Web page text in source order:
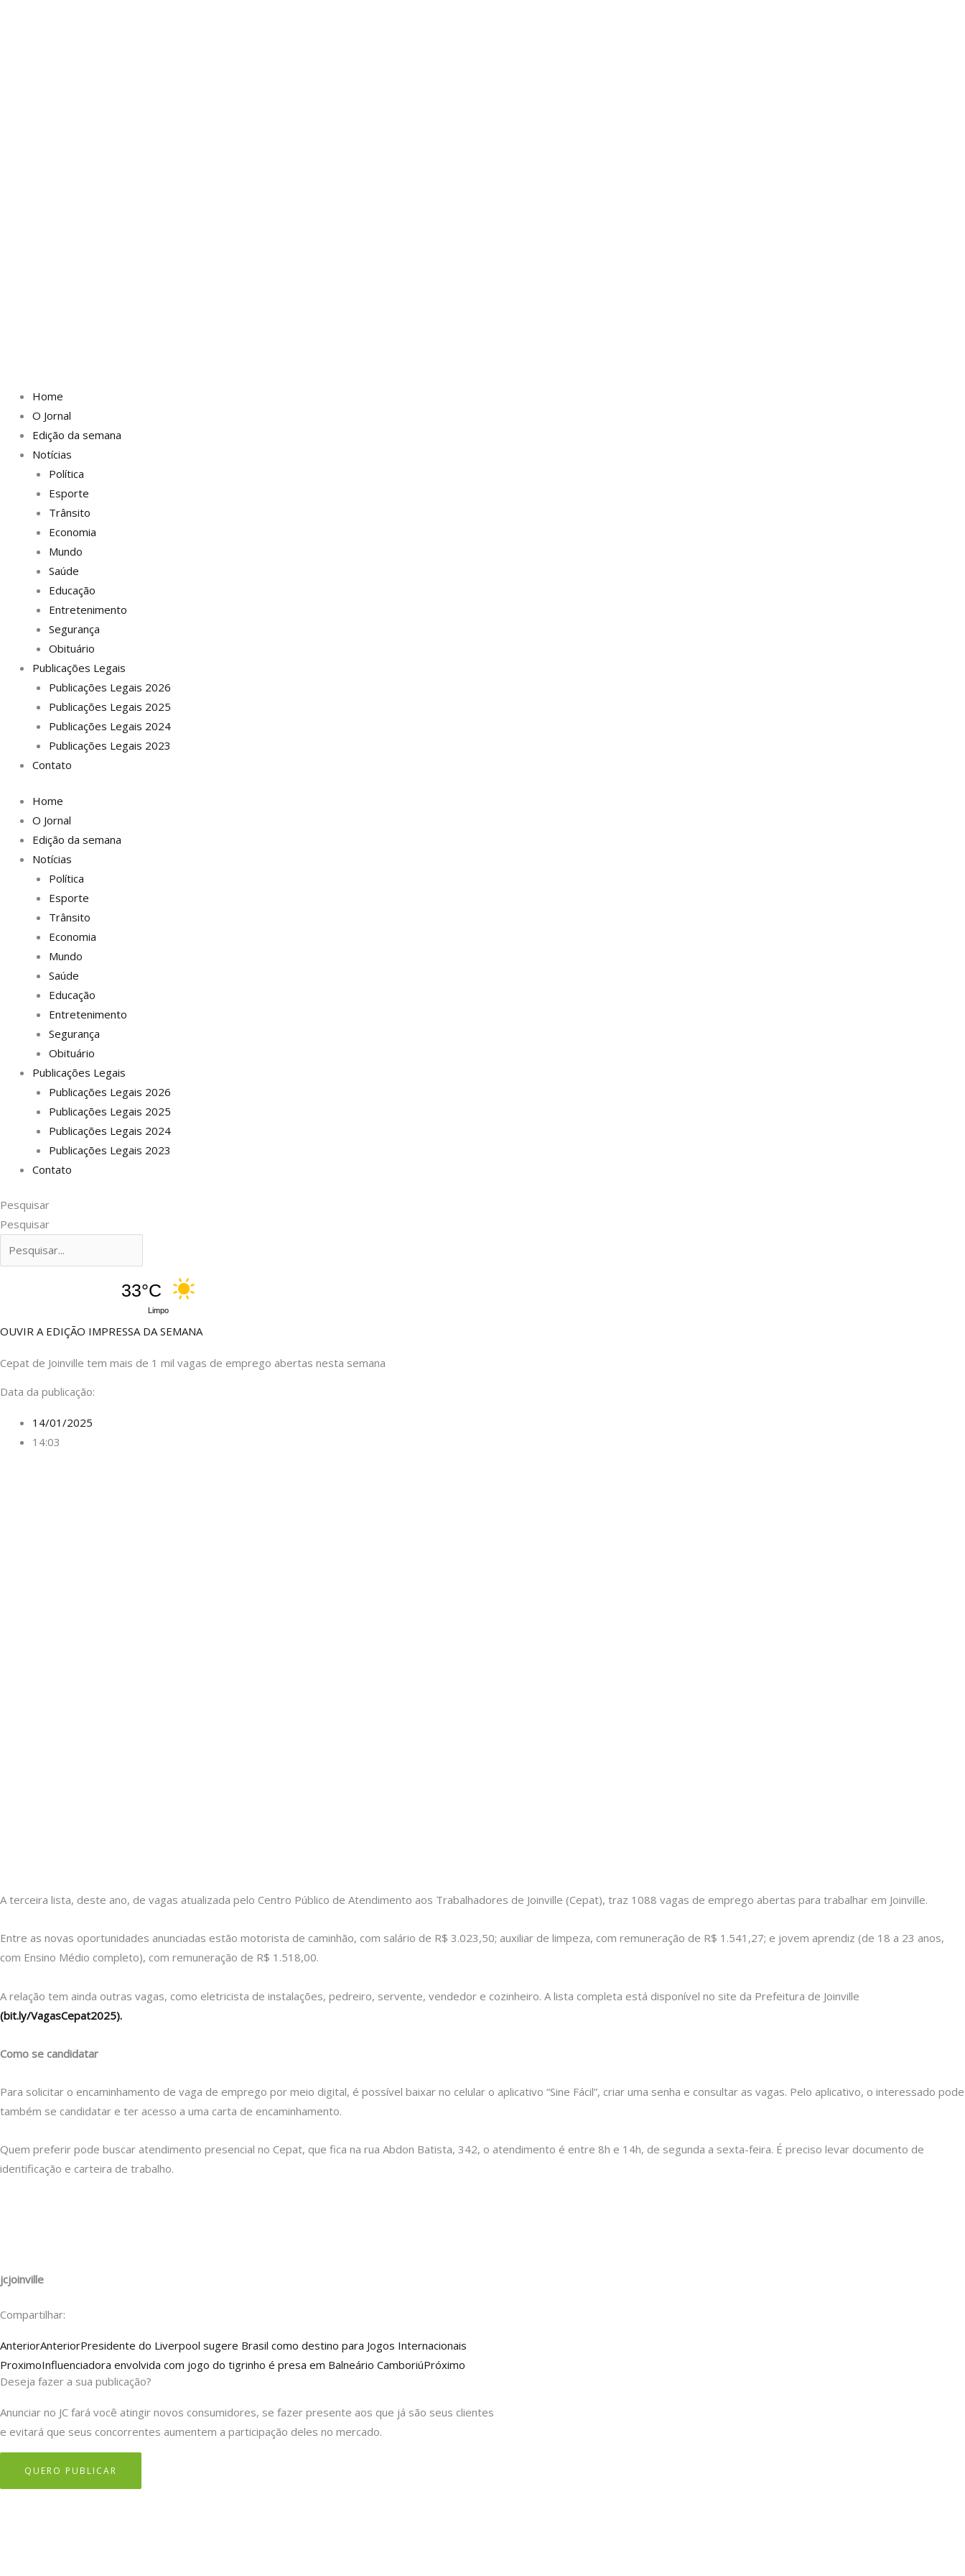
Home
O Jornal
Edição da semana
Notícias
Política
Esporte
Trânsito
Economia
Mundo
Saúde
Educação
Entretenimento
Segurança
Obituário
Publicações Legais
Publicações Legais 2026
Publicações Legais 2025
Publicações Legais 2024
Publicações Legais 2023
Contato
Home
O Jornal
Edição da semana
Notícias
Política
Esporte
Trânsito
Economia
Mundo
Saúde
Educação
Entretenimento
Segurança
Obituário
Publicações Legais
Publicações Legais 2026
Publicações Legais 2025
Publicações Legais 2024
Publicações Legais 2023
Contato
Pesquisar
Pesquisar
33°C
Limpo
OUVIR A EDIÇÃO IMPRESSA DA SEMANA
Cepat de Joinville tem mais de 1 mil vagas de emprego abertas nesta semana
Data da publicação:
14/01/2025
14:03
A terceira lista, deste ano, de vagas atualizada pelo Centro Público de Atendimento aos Trabalhadores de Joinville (Cepat), traz 1088 vagas de emprego abertas para trabalhar em Joinville.
Entre as novas oportunidades anunciadas estão motorista de caminhão, com salário de R$ 3.023,50; auxiliar de limpeza, com remuneração de R$ 1.541,27; e jovem aprendiz (de 18 a 23 anos,
com Ensino Médio completo), com remuneração de R$ 1.518,00.
A relação tem ainda outras vagas, como eletricista de instalações, pedreiro, servente, vendedor e cozinheiro. A lista completa está disponível no site da Prefeitura de Joinville
(bit.ly/VagasCepat2025).
Como se candidatar
Para solicitar o encaminhamento de vaga de emprego por meio digital, é possível baixar no celular o aplicativo “Sine Fácil”, criar uma senha e consultar as vagas. Pelo aplicativo, o interessado pode
também se candidatar e ter acesso a uma carta de encaminhamento.
Quem preferir pode buscar atendimento presencial no Cepat, que fica na rua Abdon Batista, 342, o atendimento é entre 8h e 14h, de segunda a sexta-feira. É preciso levar documento de
identificação e carteira de trabalho.
jcjoinville
Compartilhar:
AnteriorAnteriorPresidente do Liverpool sugere Brasil como destino para Jogos Internacionais
ProximoInfluenciadora envolvida com jogo do tigrinho é presa em Balneário CamboriúPróximo
Deseja fazer a sua publicação?
Anunciar no JC fará você atingir novos consumidores, se fazer presente aos que já são seus clientes
e evitará que seus concorrentes aumentem a participação deles no mercado.
QUERO PUBLICAR